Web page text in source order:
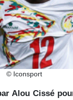
© Iconsport
Alou Cissé